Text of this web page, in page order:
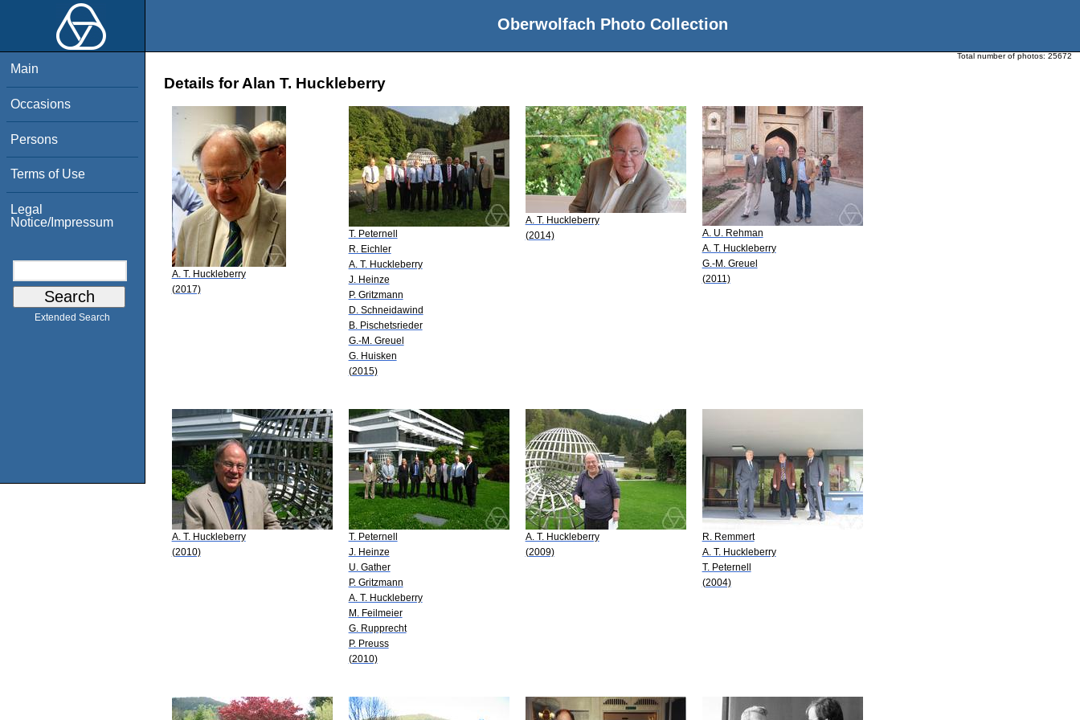
Oberwolfach Photo Collection
Main
Occasions
Persons
Terms of Use
Legal
Notice/Impressum
Extended Search
Total number of photos: 25672
Details for Alan T. Huckleberry
A. T. Huckleberry
(2017)
T. Peternell
R. Eichler
A. T. Huckleberry
J. Heinze
P. Gritzmann
D. Schneidawind
B. Pischetsrieder
G.-M. Greuel
G. Huisken
(2015)
A. T. Huckleberry
(2014)
A. U. Rehman
A. T. Huckleberry
G.-M. Greuel
(2011)
A. T. Huckleberry
(2010)
T. Peternell
J. Heinze
U. Gather
P. Gritzmann
A. T. Huckleberry
M. Feilmeier
G. Rupprecht
P. Preuss
(2010)
A. T. Huckleberry
(2009)
R. Remmert
A. T. Huckleberry
T. Peternell
(2004)